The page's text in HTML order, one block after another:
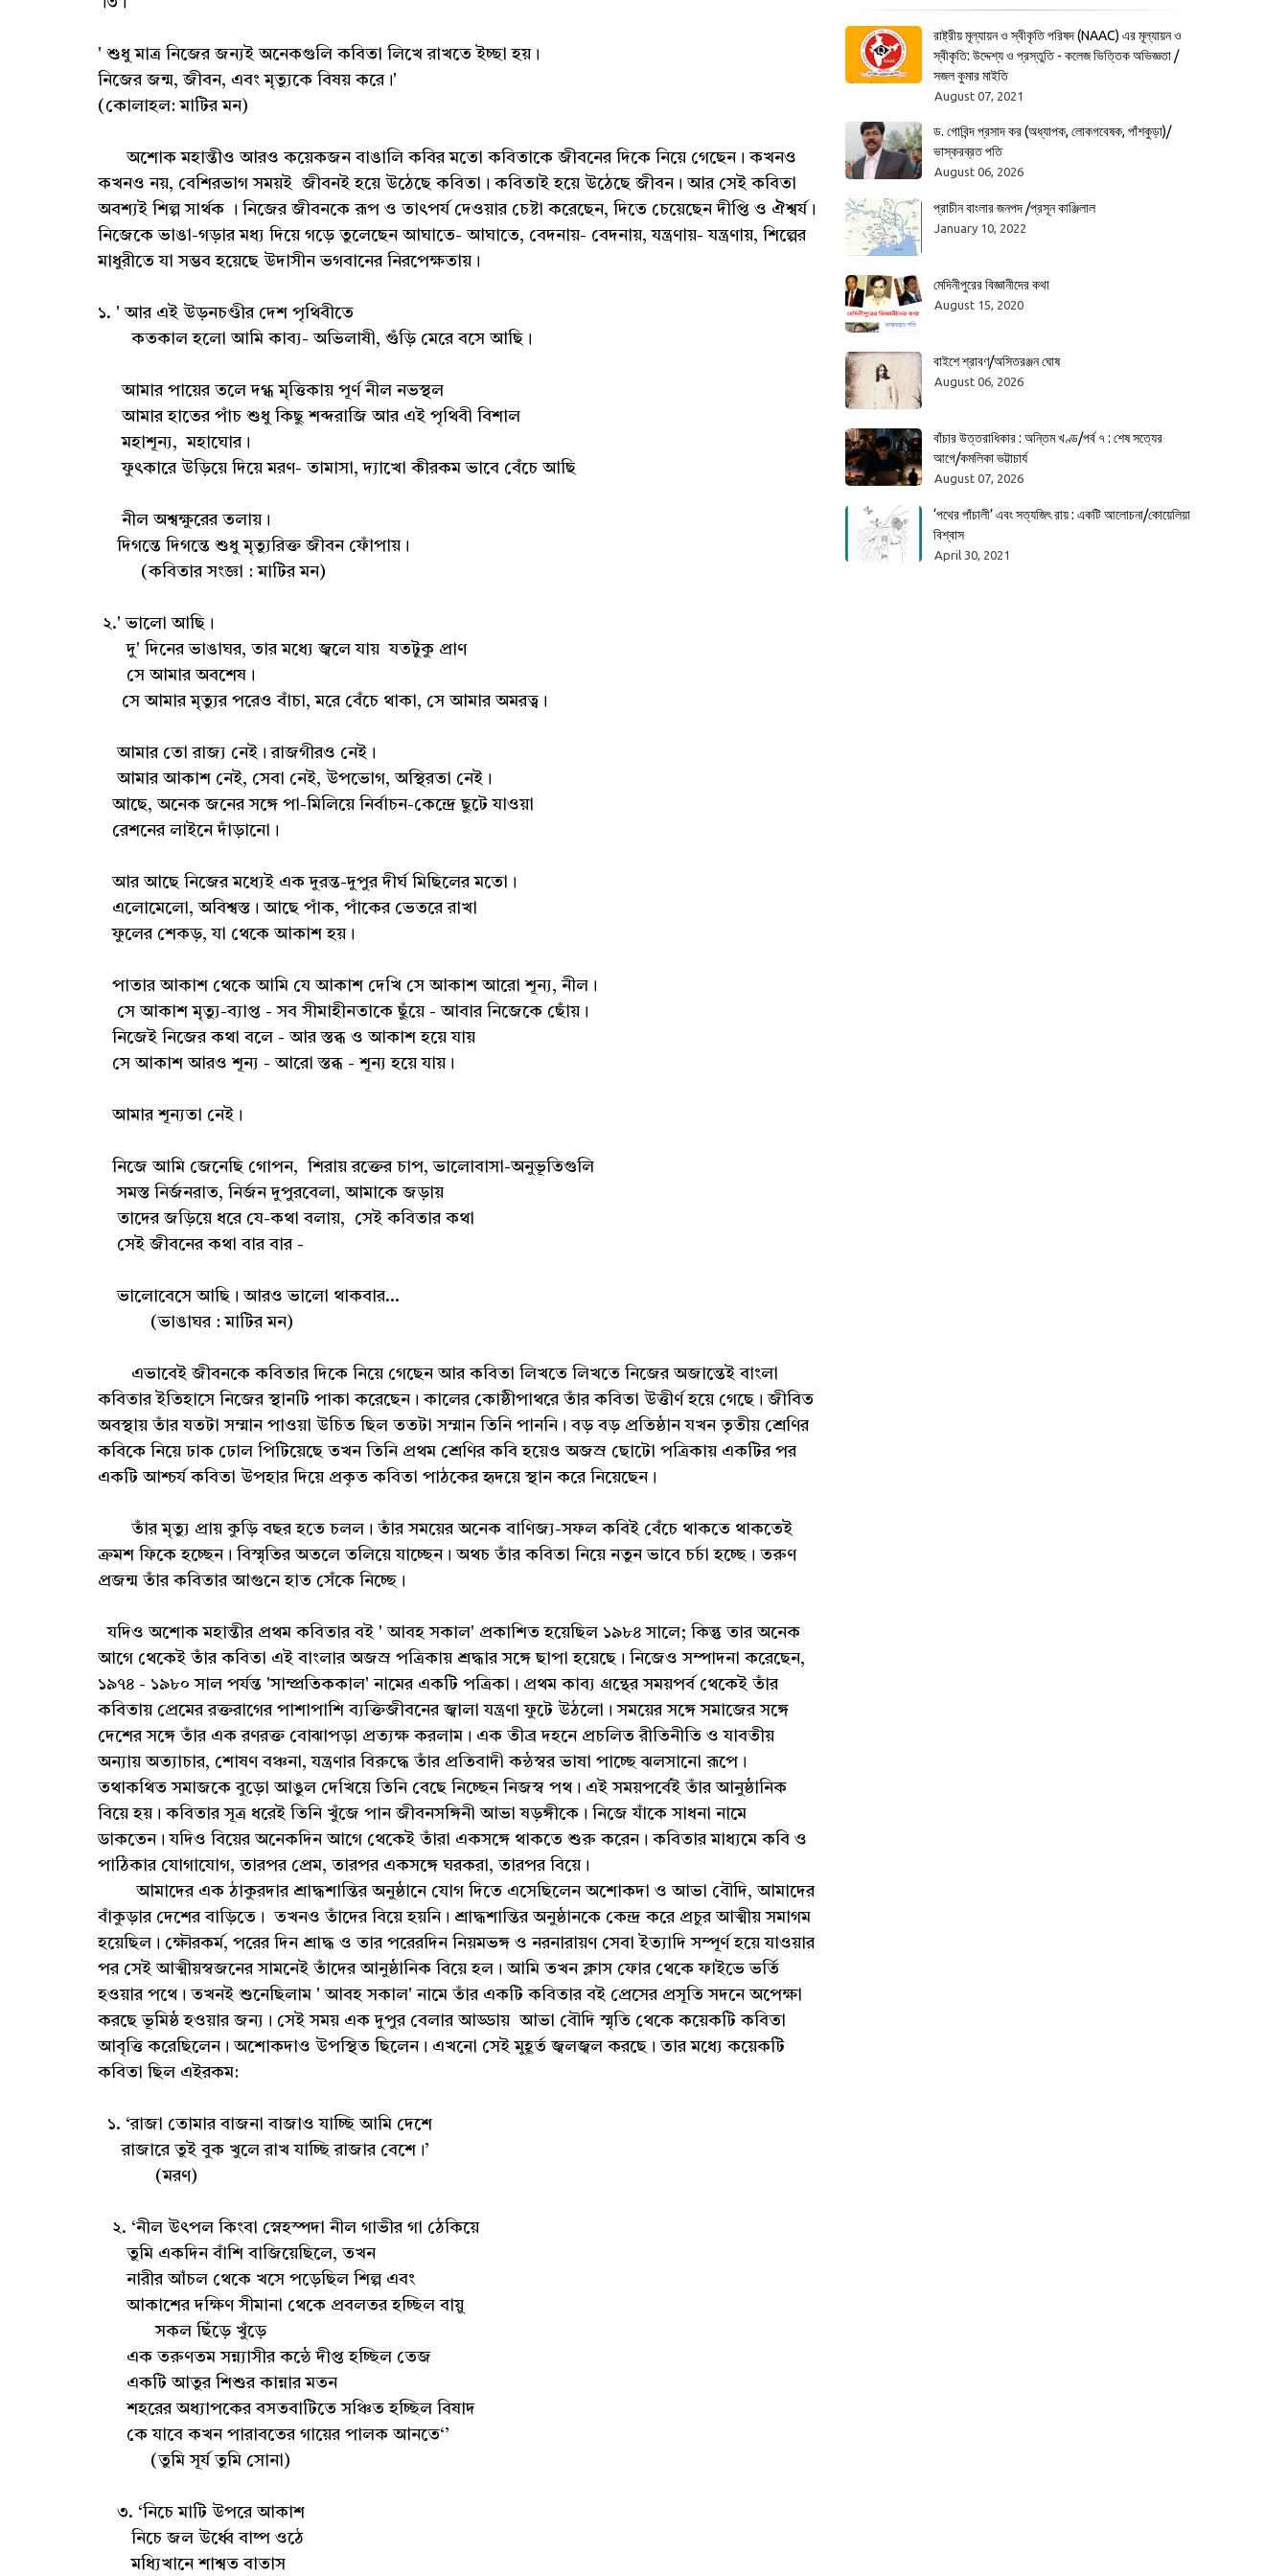
' শুধু মাত্র নিজের জন্যই অনেকগুলি কবিতা লিখে রাখতে ইচ্ছা হয়।
নিজের জন্ম, জীবন, এবং মৃত্যুকে বিষয় করে।'
(কোলাহল: মাটির মন)
অশোক মহান্তীও আরও কয়েকজন বাঙালি কবির মতো কবিতাকে জীবনের দিকে নিয়ে গেছেন। কখনও
কখনও নয়, বেশিরভাগ সময়ই জীবনই হয়ে উঠেছে কবিতা। কবিতাই হয়ে উঠেছে জীবন। আর সেই কবিতা
অবশ্যই শিল্প সার্থক । নিজের জীবনকে রূপ ও তাৎপর্য দেওয়ার চেষ্টা করেছেন, দিতে চেয়েছেন দীপ্তি ও ঐশ্বর্য।
নিজেকে ভাঙা-গড়ার মধ্য দিয়ে গড়ে তুলেছেন আঘাতে- আঘাতে, বেদনায়- বেদনায়, যন্ত্রণায়- যন্ত্রণায়, শিল্পের
মাধুরীতে যা সম্ভব হয়েছে উদাসীন ভগবানের নিরপেক্ষতায়।
১. ' আর এই উড়নচণ্ডীর দেশ পৃথিবীতে
কতকাল হলো আমি কাব্য- অভিলাষী, গুঁড়ি মেরে বসে আছি।
আমার পায়ের তলে দগ্ধ মৃত্তিকায় পূর্ণ নীল নভস্থল
আমার হাতের পাঁচ শুধু কিছু শব্দরাজি আর এই পৃথিবী বিশাল
মহাশূন্য, মহাঘোর।
ফুৎকারে উড়িয়ে দিয়ে মরণ- তামাসা, দ্যাখো কীরকম ভাবে বেঁচে আছি
নীল অশ্বক্ষুরের তলায়।
দিগন্তে দিগন্তে শুধু মৃত্যুরিক্ত জীবন ফোঁপায়।
(কবিতার সংজ্ঞা : মাটির মন)
২.' ভালো আছি।
দু' দিনের ভাঙাঘর, তার মধ্যে জ্বলে যায় যতটুকু প্রাণ
সে আমার অবশেষ।
সে আমার মৃত্যুর পরেও বাঁচা, মরে বেঁচে থাকা, সে আমার অমরত্ব।
আমার তো রাজ্য নেই। রাজগীরও নেই।
আমার আকাশ নেই, সেবা নেই, উপভোগ, অস্থিরতা নেই।
আছে, অনেক জনের সঙ্গে পা-মিলিয়ে নির্বাচন-কেন্দ্রে ছুটে যাওয়া
রেশনের লাইনে দাঁড়ানো।
আর আছে নিজের মধ্যেই এক দুরন্ত-দুপুর দীর্ঘ মিছিলের মতো।
এলোমেলো, অবিশ্বস্ত। আছে পাঁক, পাঁকের ভেতরে রাখা
ফুলের শেকড়, যা থেকে আকাশ হয়।
পাতার আকাশ থেকে আমি যে আকাশ দেখি সে আকাশ আরো শূন্য, নীল।
সে আকাশ মৃত্যু-ব্যাপ্ত - সব সীমাহীনতাকে ছুঁয়ে - আবার নিজেকে ছোঁয়।
নিজেই নিজের কথা বলে - আর স্তব্ধ ও আকাশ হয়ে যায়
সে আকাশ আরও শূন্য - আরো স্তব্ধ - শূন্য হয়ে যায়।
আমার শূন্যতা নেই।
নিজে আমি জেনেছি গোপন, শিরায় রক্তের চাপ, ভালোবাসা-অনুভূতিগুলি
সমস্ত নির্জনরাত, নির্জন দুপুরবেলা, আমাকে জড়ায়
তাদের জড়িয়ে ধরে যে-কথা বলায়, সেই কবিতার কথা
সেই জীবনের কথা বার বার -
ভালোবেসে আছি। আরও ভালো থাকবার...
(ভাঙাঘর : মাটির মন)
এভাবেই জীবনকে কবিতার দিকে নিয়ে গেছেন আর কবিতা লিখতে লিখতে নিজের অজান্তেই বাংলা
কবিতার ইতিহাসে নিজের স্থানটি পাকা করেছেন। কালের কোষ্ঠীপাথরে তাঁর কবিতা উত্তীর্ণ হয়ে গেছে। জীবিত
অবস্থায় তাঁর যতটা সম্মান পাওয়া উচিত ছিল ততটা সম্মান তিনি পাননি। বড় বড় প্রতিষ্ঠান যখন তৃতীয় শ্রেণির
কবিকে নিয়ে ঢাক ঢোল পিটিয়েছে তখন তিনি প্রথম শ্রেণির কবি হয়েও অজস্র ছোটো পত্রিকায় একটির পর
একটি আশ্চর্য কবিতা উপহার দিয়ে প্রকৃত কবিতা পাঠকের হৃদয়ে স্থান করে নিয়েছেন।
তাঁর মৃত্যু প্রায় কুড়ি বছর হতে চলল। তাঁর সময়ের অনেক বাণিজ্য-সফল কবিই বেঁচে থাকতে থাকতেই
ক্রমশ ফিকে হচ্ছেন‌। বিস্মৃতির অতলে তলিয়ে যাচ্ছেন। অথচ তাঁর কবিতা নিয়ে নতুন ভাবে চর্চা হচ্ছে। তরুণ
প্রজন্ম তাঁর কবিতার আগুনে হাত সেঁকে নিচ্ছে।
যদিও অশোক মহান্তীর প্রথম কবিতার বই ' আবহ সকাল' প্রকাশিত হয়েছিল ১৯৮৪ সালে; কিন্তু তার অনেক
আগে থেকেই তাঁর কবিতা এই বাংলার অজস্র পত্রিকায় শ্রদ্ধার সঙ্গে ছাপা হয়েছে। নিজেও সম্পাদনা করেছেন,
১৯৭৪ - ১৯৮০ সাল পর্যন্ত 'সাম্প্রতিককাল' নামের একটি পত্রিকা। প্রথম কাব্য গ্রন্থের সময়পর্ব থেকেই তাঁর
কবিতায় প্রেমের রক্তরাগের পাশাপাশি ব্যক্তিজীবনের জ্বালা যন্ত্রণা ফুটে উঠলো। সময়ের সঙ্গে সমাজের সঙ্গে
দেশের সঙ্গে তাঁর এক রণরক্ত বোঝাপড়া প্রত্যক্ষ করলাম। এক তীব্র দহনে প্রচলিত রীতিনীতি ও যাবতীয়
অন্যায় অত্যাচার, শোষণ বঞ্চনা, যন্ত্রণার বিরুদ্ধে তাঁর প্রতিবাদী কন্ঠস্বর ভাষা পাচ্ছে ঝলসানো রূপে।
তথাকথিত সমাজকে বুড়ো আঙুল দেখিয়ে তিনি বেছে নিচ্ছেন নিজস্ব পথ। এই সময়পর্বেই তাঁর আনুষ্ঠানিক
বিয়ে হয়। কবিতার সূত্র ধরেই তিনি খুঁজে পান জীবনসঙ্গিনী আভা ষড়ঙ্গীকে। নিজে যাঁকে সাধনা নামে
ডাকতেন। যদিও বিয়ের অনেকদিন আগে থেকেই তাঁরা একসঙ্গে থাকতে শুরু করেন। কবিতার মাধ্যমে কবি ও
পাঠিকার যোগাযোগ, তারপর প্রেম, তারপর একসঙ্গে ঘরকরা, তারপর বিয়ে।
আমাদের এক ঠাকুরদার শ্রাদ্ধশান্তির অনুষ্ঠানে যোগ দিতে এসেছিলেন অশোকদা ও আভা বৌদি, আমাদের
বাঁকুড়ার দেশের বাড়িতে। তখনও তাঁদের বিয়ে হয়নি। শ্রাদ্ধশান্তির অনুষ্ঠানকে কেন্দ্র করে প্রচুর আত্মীয় সমাগম
হয়েছিল। ক্ষৌরকর্ম, পরের দিন শ্রাদ্ধ ও তার পরেরদিন নিয়মভঙ্গ ও নরনারায়ণ সেবা ইত্যাদি সম্পূর্ণ হয়ে যাওয়ার
পর সেই আত্মীয়স্বজনের সামনেই তাঁদের আনুষ্ঠানিক বিয়ে হল। আমি তখন ক্লাস ফোর থেকে ফাইভে ভর্তি
হওয়ার পথে। তখনই শুনেছিলাম ' আবহ সকাল' নামে তাঁর একটি কবিতার বই প্রেসের প্রসূতি সদনে অপেক্ষা
করছে ভূমিষ্ঠ হওয়ার জন্য। সেই সময় এক দুপুর বেলার আড্ডায় আভা বৌদি স্মৃতি থেকে কয়েকটি কবিতা
আবৃত্তি করেছিলেন। অশোকদাও উপস্থিত ছিলেন। এখনো সেই মুহূর্ত জ্বলজ্বল করছে। তার মধ্যে কয়েকটি
কবিতা ছিল এইরকম:
১. ‘রাজা তোমার বাজনা বাজাও যাচ্ছি আমি দেশে
রাজারে তুই বুক খুলে রাখ যাচ্ছি রাজার বেশে।’
(মরণ)
২. ‘নীল উৎপল কিংবা স্নেহস্পদা নীল গাভীর গা ঠেকিয়ে
তুমি একদিন বাঁশি বাজিয়েছিলে, তখন
নারীর আঁচল থেকে খসে পড়েছিল শিল্প এবং
আকাশের দক্ষিণ সীমানা থেকে প্রবলতর হচ্ছিল বায়ু
সকল ছিঁড়ে খুঁড়ে
এক তরুণতম সন্ন্যাসীর কন্ঠে দীপ্ত হচ্ছিল তেজ
একটি আতুর শিশুর কান্নার মতন
শহরের অধ্যাপকের বসতবাটিতে সঞ্চিত হচ্ছিল বিষাদ
কে যাবে কখন পারাবতের গায়ের পালক আনতে‘’
(তুমি সূর্য তুমি সোনা)
৩. ‘নিচে মাটি উপরে আকাশ
নিচে জল উর্ধ্বে বাষ্প ওঠে
মধ্যিখানে শাশ্বত বাতাস
রাষ্ট্রীয় মূল্যায়ন ও স্বীকৃতি পরিষদ (NAAC) এর মূল্যায়ন ও
স্বীকৃতি: উদ্দেশ্য ও প্রস্তুতি - কলেজ ভিত্তিক অভিজ্ঞতা /
সজল কুমার মাইতি
August 07, 2021
ড. গোবিন্দ প্রসাদ কর (অধ্যাপক, লোকগবেষক, পাঁশকুড়া)/
ভাস্করব্রত পতি
August 06, 2026
প্রাচীন বাংলার জনপদ /প্রসূন কাঞ্জিলাল
January 10, 2022
মেদিনীপুরের বিজ্ঞানীদের কথা
August 15, 2020
বাইশে শ্রাবণ/অসিতরঞ্জন ঘোষ
August 06, 2026
বাঁচার উত্তরাধিকার : অন্তিম খণ্ড/পর্ব ৭ : শেষ সত্যের
আগে/কমলিকা ভট্টাচার্য
August 07, 2026
‘পথের পাঁচালী’ এবং সত্যজিৎ রায় : একটি আলোচনা/কোয়েলিয়া
বিশ্বাস
April 30, 2021